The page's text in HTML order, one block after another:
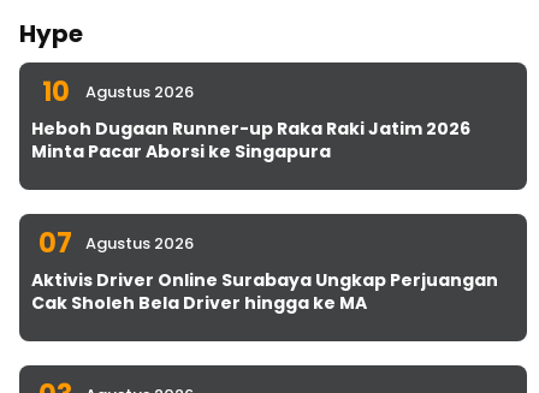
Hype
10 Agustus 2026
Heboh Dugaan Runner-up Raka Raki Jatim 2026
Minta Pacar Aborsi ke Singapura
07 Agustus 2026
Aktivis Driver Online Surabaya Ungkap Perjuangan
Cak Sholeh Bela Driver hingga ke MA